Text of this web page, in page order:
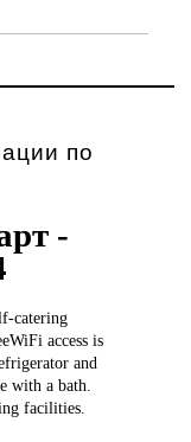
по
-
catering
access is
and
with a bath.
facilities.